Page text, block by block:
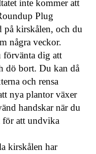
inte kommer att
Plug
på kirskålen, och du
några veckor.
förvänta dig att
dö bort. Du kan då
och rensa
nya plantor växer
handskar när du
för att undvika
kirskålen har